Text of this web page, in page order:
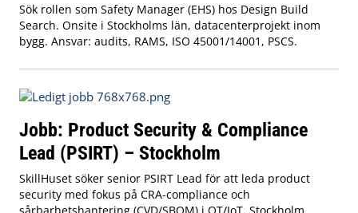
Sök rollen som Safety Manager (EHS) hos Design Build
Search. Onsite i Stockholms län, datacenterprojekt inom
bygg. Ansvar: audits, RAMS, ISO 45001/14001, PSCS.
Jobb: Product Security & Compliance
Lead (PSIRT) – Stockholm
SkillHuset söker senior PSIRT Lead för att leda product
security med fokus på CRA‑compliance och